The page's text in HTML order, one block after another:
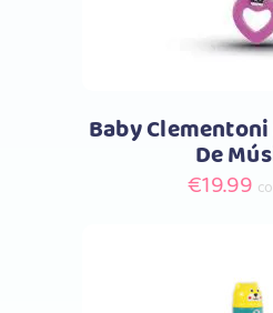
Baby
De
€19.99